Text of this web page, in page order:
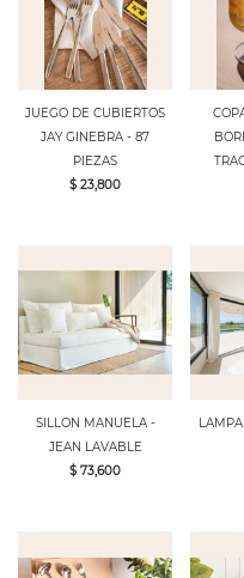
JUEGO DE CUBIERTOS
JAY GINEBRA - 87
PIEZAS
$ 23,800
SILLON MANUELA -
JEAN LAVABLE
$ 73,600